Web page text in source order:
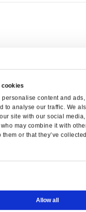
personalise content and
to analyse our traffic. We
site with our social
may combine it with
them or that they’ve
Allow all
informativaricevuta
consenso al
consenso al